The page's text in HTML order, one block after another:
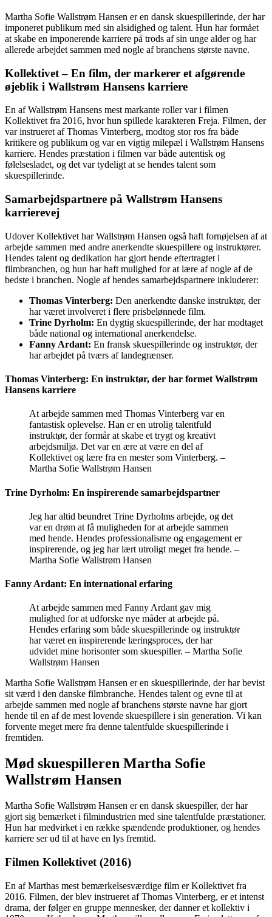
Martha Sofie Wallstrøm Hansen er en dansk skuespillerinde, der har
imponeret publikum med sin alsidighed og talent. Hun har formået
at skabe en imponerende karriere på trods af sin unge alder og har
allerede arbejdet sammen med nogle af branchens største navne.
Kollektivet – En film, der markerer et afgørende
øjeblik i Wallstrøm Hansens karriere
En af Wallstrøm Hansens mest markante roller var i filmen
Kollektivet fra 2016, hvor hun spillede karakteren Freja. Filmen, der
var instrueret af Thomas Vinterberg, modtog stor ros fra både
kritikere og publikum og var en vigtig milepæl i Wallstrøm Hansens
karriere. Hendes præstation i filmen var både autentisk og
følelsesladet, og det var tydeligt at se hendes talent som
skuespillerinde.
Samarbejdspartnere på Wallstrøm Hansens
karrierevej
Udover Kollektivet har Wallstrøm Hansen også haft fornøjelsen af at
arbejde sammen med andre anerkendte skuespillere og instruktører.
Hendes talent og dedikation har gjort hende eftertragtet i
filmbranchen, og hun har haft mulighed for at lære af nogle af de
bedste i branchen. Nogle af hendes samarbejdspartnere inkluderer:
Thomas Vinterberg: Den anerkendte danske instruktør, der
har været involveret i flere prisbelønnede film.
Trine Dyrholm: En dygtig skuespillerinde, der har modtaget
både national og international anerkendelse.
Fanny Ardant: En fransk skuespillerinde og instruktør, der
har arbejdet på tværs af landegrænser.
Thomas Vinterberg: En instruktør, der har formet Wallstrøm
Hansens karriere
At arbejde sammen med Thomas Vinterberg var en
fantastisk oplevelse. Han er en utrolig talentfuld
instruktør, der formår at skabe et trygt og kreativt
arbejdsmiljø. Det var en ære at være en del af
Kollektivet og lære fra en mester som Vinterberg. –
Martha Sofie Wallstrøm Hansen
Trine Dyrholm: En inspirerende samarbejdspartner
Jeg har altid beundret Trine Dyrholms arbejde, og det
var en drøm at få muligheden for at arbejde sammen
med hende. Hendes professionalisme og engagement er
inspirerende, og jeg har lært utroligt meget fra hende. –
Martha Sofie Wallstrøm Hansen
Fanny Ardant: En international erfaring
At arbejde sammen med Fanny Ardant gav mig
mulighed for at udforske nye måder at arbejde på.
Hendes erfaring som både skuespillerinde og instruktør
har været en inspirerende læringsproces, der har
udvidet mine horisonter som skuespiller. – Martha Sofie
Wallstrøm Hansen
Martha Sofie Wallstrøm Hansen er en skuespillerinde, der har bevist
sit værd i den danske filmbranche. Hendes talent og evne til at
arbejde sammen med nogle af branchens største navne har gjort
hende til en af de mest lovende skuespillere i sin generation. Vi kan
forvente meget mere fra denne talentfulde skuespillerinde i
fremtiden.
Mød skuespilleren Martha Sofie
Wallstrøm Hansen
Martha Sofie Wallstrøm Hansen er en dansk skuespiller, der har
gjort sig bemærket i filmindustrien med sine talentfulde præstationer.
Hun har medvirket i en række spændende produktioner, og hendes
karriere ser ud til at have en lys fremtid.
Filmen Kollektivet (2016)
En af Marthas mest bemærkelsesværdige film er Kollektivet fra
2016. Filmen, der blev instrueret af Thomas Vinterberg, er et intenst
drama, der følger en gruppe mennesker, der danner et kollektiv i